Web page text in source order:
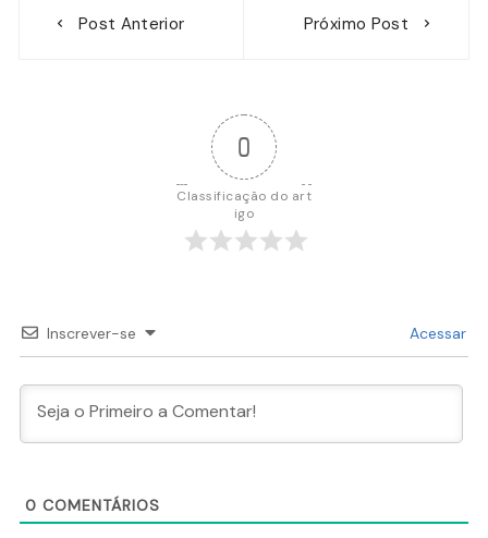
Post Anterior Próximo Post
0
Classificação do art
igo
Inscrever-se Acessar
0 COMENTÁRIOS